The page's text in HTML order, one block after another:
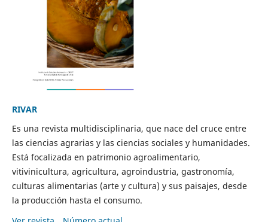
RIVAR
Es una revista multidisciplinaria, que nace del cruce entre
las ciencias agrarias y las ciencias sociales y humanidades.
Está focalizada en patrimonio agroalimentario,
vitivinicultura, agricultura, agroindustria, gastronomía,
culturas alimentarias (arte y cultura) y sus paisajes, desde
la producción hasta el consumo.